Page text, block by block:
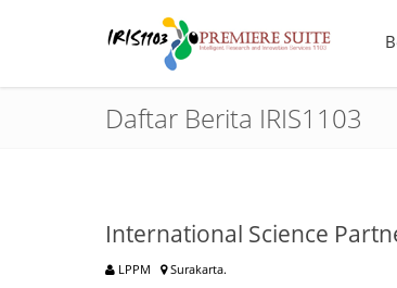
Daftar Berita IRIS1103
International Science
LPPM Surakarta.